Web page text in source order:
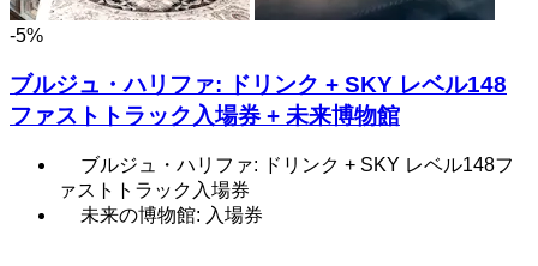
-5%
ブルジュ・ハリファ: ドリンク + SKY レベル148
ファストトラック入場券 + 未来博物館
ブルジュ・ハリファ: ドリンク + SKY レベル148フ
ァストトラック入場券
未来の博物館: 入場券